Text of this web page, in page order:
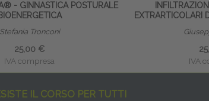
- GINNASTICA POSTURALE
Stefania Tronconi
25,00 €
IVA compresa
EXTRARTICOLARI
IVA
IL CORSO PER TUTTI